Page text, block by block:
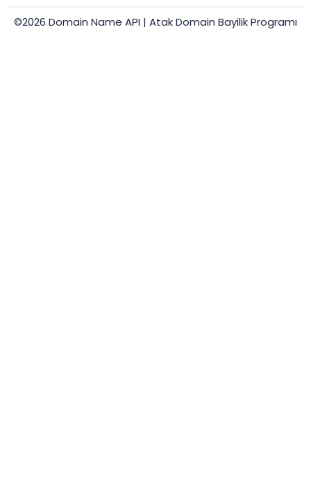
©2026 Domain Name API | Atak Domain Bayilik Programı